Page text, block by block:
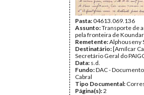
Pasta:04613.069.136
Assunto:Transporte de
pela fronteira de
Remetente:Alphouseny
Destinatário:[Amílcar
Secretário Geral do
Data: s.d.
Fundo:DAC -
Cabral
Tipo Documental:
Página(s):2